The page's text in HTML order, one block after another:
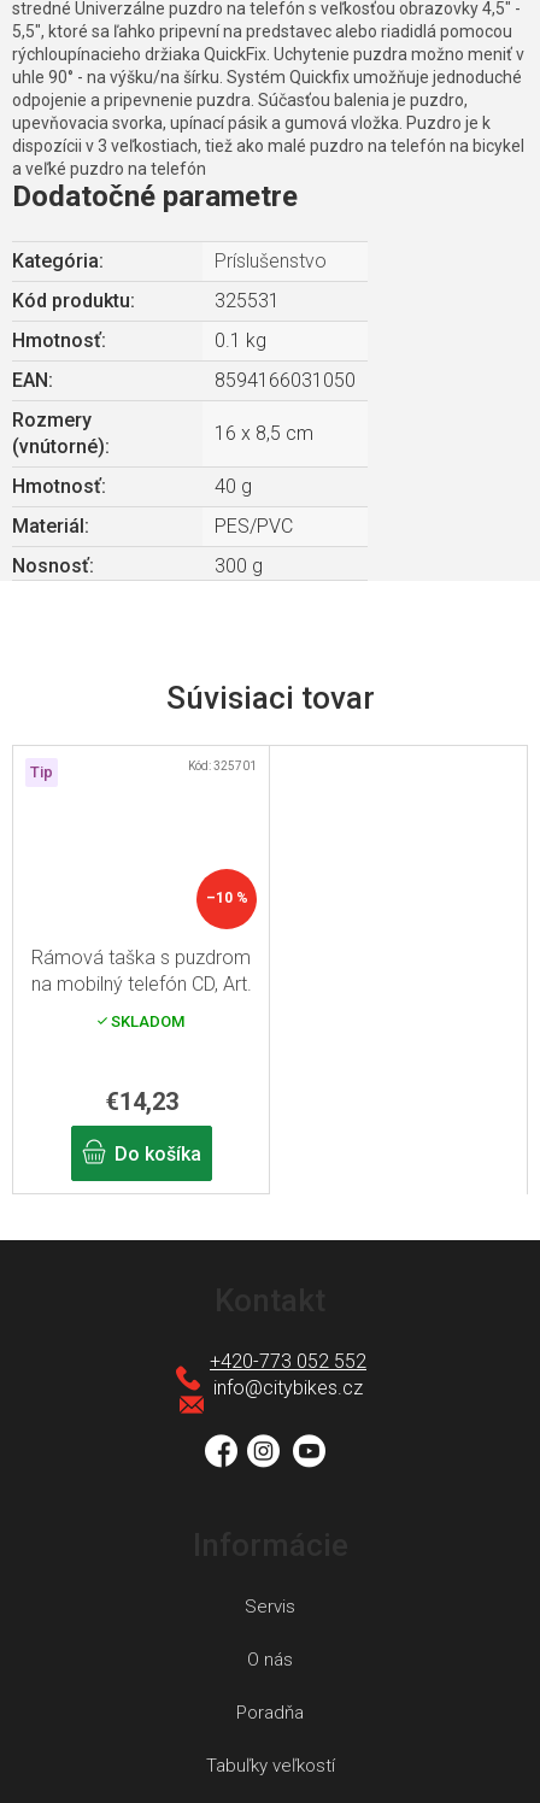
Súvisiaci tovar
Tip
–10 %
Rámová taška s puzdrom
na mobilný telefón CD, Art.
701
SKLADOM
€14,23
Do košíka
Kód:325701
stredné Univerzálne puzdro na telefón s veľkosťou obrazovky 4,5" -
5,5", ktoré sa ľahko pripevní na predstavec alebo riadidlá pomocou
rýchloupínacieho držiaka QuickFix. Uchytenie puzdra možno meniť v
uhle 90° - na výšku/na šírku. Systém Quickfix umožňuje jednoduché
odpojenie a pripevnenie puzdra. Súčasťou balenia je puzdro,
upevňovacia svorka, upínací pásik a gumová vložka. Puzdro je k
dispozícii v 3 veľkostiach, tiež ako malé puzdro na telefón na bicykel
a veľké puzdro na telefón
Dodatočné parametre
Kategória:
Príslušenstvo
Kód produktu:
325531
Hmotnosť:
0.1 kg
EAN :
8594166031050
Rozmery
(vnútorné):
16 x 8,5 cm
Hmotnosť:
40 g
Materiál :
PES/PVC
Nosnosť: 300 g
info@citybikes.cz
+420-773 052 552
Servis
O nás
Poradňa
Tabuľky veľkostí